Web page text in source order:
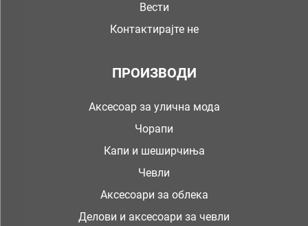
Вести
Контактирајте не
ПРОИЗВОДИ
Аксесоар за улична мода
Чорапи
Капи и шеширчиња
Чевли
Аксесоари за облека
Делови и аксесоари за чевли